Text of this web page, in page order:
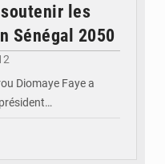
les
Sénégal 2050
Diomaye Faye a